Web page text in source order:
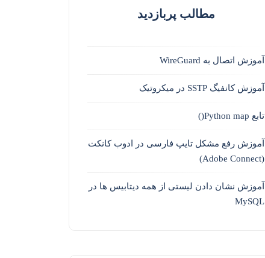
مطالب پربازدید
آموزش اتصال به WireGuard
آموزش کانفیگ SSTP در میکروتیک
تابع Python map()
آموزش رفع مشکل تایپ فارسی در ادوب کانکت
(Adobe Connect)
آموزش نشان دادن لیستی از همه دیتابیس ها در
MySQL